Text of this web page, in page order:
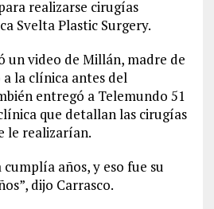
realizarse cirugías
Svelta Plastic Surgery.
un video de Millán, madre de
la clínica antes del
entregó a Telemundo 51
que detallan las cirugías
le realizarían.
años, y eso fue su
dijo Carrasco.